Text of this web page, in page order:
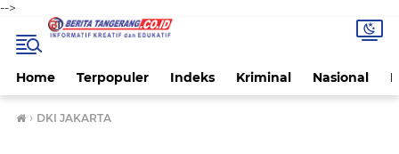
-->
Home Terpopuler Indeks Kriminal Nasional
› DKI JAKARTA